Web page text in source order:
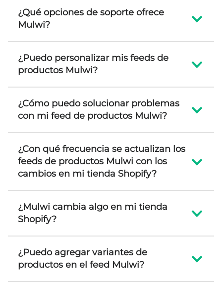
¿Qué opciones de soporte ofrece
Mulwi?
¿Puedo personalizar mis feeds de
productos Mulwi?
¿Cómo puedo solucionar problemas
con mi feed de productos Mulwi?
¿Con qué frecuencia se actualizan los
feeds de productos Mulwi con los
cambios en mi tienda Shopify?
¿Mulwi cambia algo en mi tienda
Shopify?
¿Puedo agregar variantes de
productos en el feed Mulwi?